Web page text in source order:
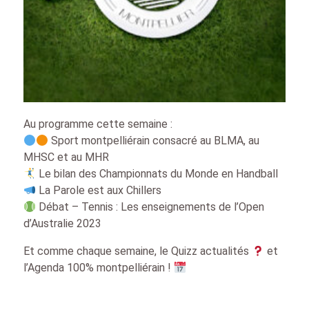
Au programme cette semaine :
Sport montpelliérain consacré au BLMA, au
MHSC et au MHR
Le bilan des Championnats du Monde en Handball
La Parole est aux Chillers
Débat – Tennis : Les enseignements de l’Open
d’Australie 2023
Et comme chaque semaine, le Quizz actualités
et
l’Agenda 100% montpelliérain !